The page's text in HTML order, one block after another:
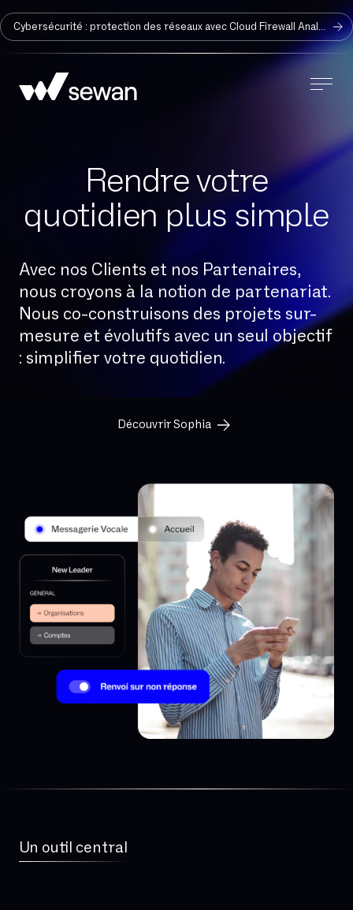
Cybersécurité : protection des réseaux avec Cloud Firewall Analyzer
Rendre votre
quotidien plus simple
Avec nos Clients et nos Partenaires,
nous croyons à la notion de partenariat.
Nous co-construisons des projets sur-
mesure et évolutifs avec un seul objectif
: simplifier votre quotidien.
Découvrir Sophia
Un outil central